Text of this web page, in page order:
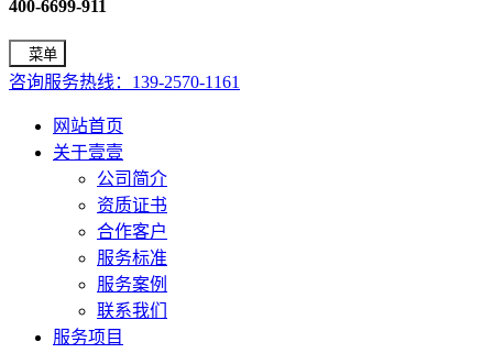
400-6699-911
菜单
咨询服务热线：139-2570-1161
网站首页
关于壹壹
公司简介
资质证书
合作客户
服务标准
服务案例
联系我们
服务项目